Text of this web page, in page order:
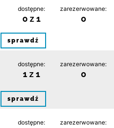
dostępne:
0 z 1
zarezerwowane:
0
sprawdź
dostępne:
1 z 1
zarezerwowane:
0
sprawdź
dostępne: zarezerwowane: